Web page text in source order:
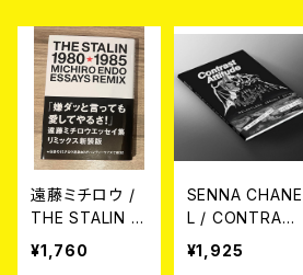
遠藤ミチロウ /
THE STALIN 1
980★1985 MI
CHIRO ENDO
¥1,760
SENNA CHANE
L / CONTRAS
T ATTITUDE R
elentless Assa
¥1,925